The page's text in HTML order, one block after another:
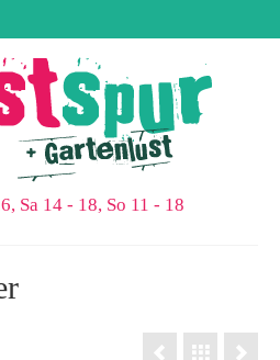
Sa 14 - 18, So 11 - 18